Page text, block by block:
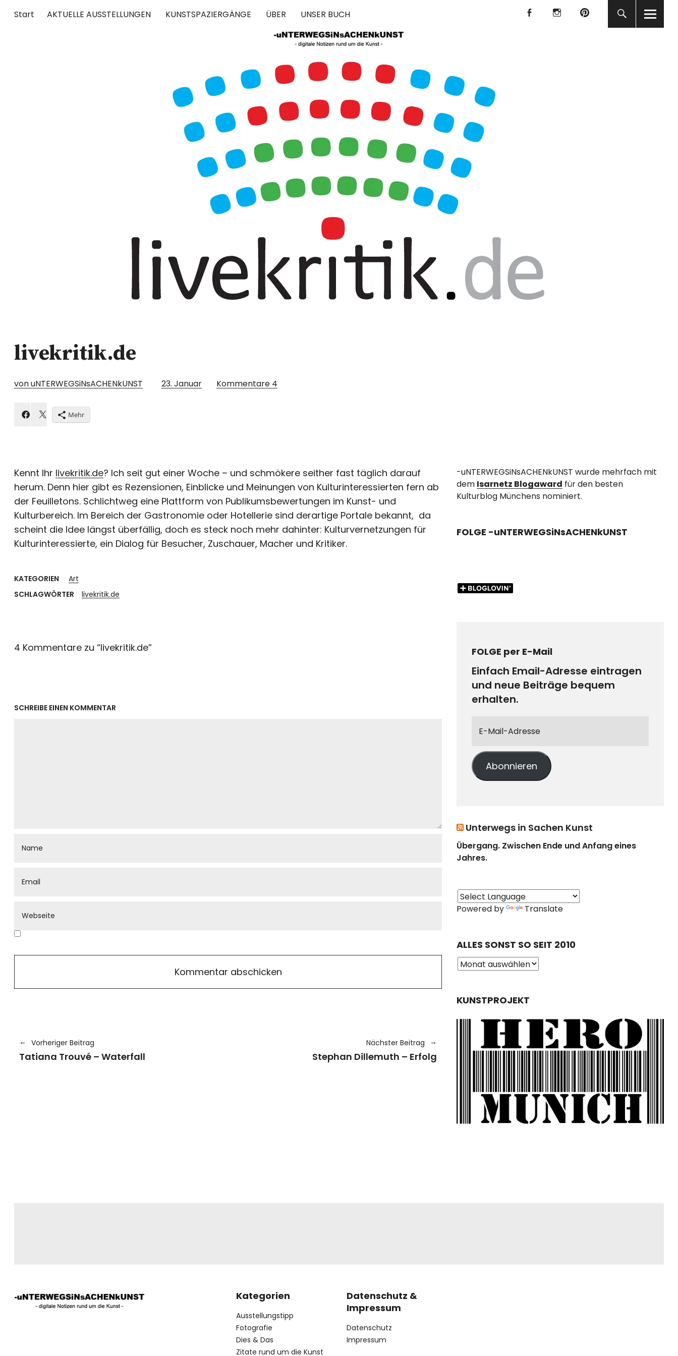
Start AKTUELLE AUSSTELLUNGEN KUNSTSPAZIERGÄNGE ÜBER UNSER BUCH
UNTERWEGS IN SACHEN KUNST
f I P
livekritik.de
von uNTERWEGSiNsACHENkUNST 23. Januar Kommentare 4
Mehr
Kennt Ihr livekritik.de? Ich seit gut einer Woche – und schmökere seither fast täglich darauf
herum. Denn hier gibt es Rezensionen, Einblicke und Meinungen von Kulturinteressierten fern ab
der Feuilletons. Schlichtweg eine Plattform von Publikumsbewertungen im Kunst- und
Kulturbereich. Im Bereich der Gastronomie oder Hotellerie sind derartige Portale bekannt, da
scheint die Idee längst überfällig, doch es steck noch mehr dahinter: Kulturvernetzungen für
Kulturinteressierte, ein Dialog für Besucher, Zuschauer, Macher und Kritiker.
KATEGORIEN
Art
SCHLAGWÖRTER
livekritik.de
4 Kommentare zu “livekritik.de”
SCHREIBE EINEN KOMMENTAR
Vorheriger Beitrag
Tatiana Trouvé – Waterfall
Nächster Beitrag
Stephan Dillemuth – Erfolg
-uNTERWEGSiNsACHENkUNST wurde mehrfach mit
dem Isarnetz Blogaward für den besten
Kulturblog Münchens nominiert.
FOLGE -uNTERWEGSiNsACHENkUNST
FOLGE per E-Mail
Einfach Email-Adresse eintragen
und neue Beiträge bequem
erhalten.
Abonnieren
Unterwegs in Sachen Kunst
Übergang. Zwischen Ende und Anfang eines
Jahres.
Powered by Translate
ALLES SONST SO SEIT 2010
KUNSTPROJEKT
Kategorien
Ausstellungstipp
Fotografie
Dies & Das
Zitate rund um die Kunst
Datenschutz &
Impressum
Datenschutz
Impressum